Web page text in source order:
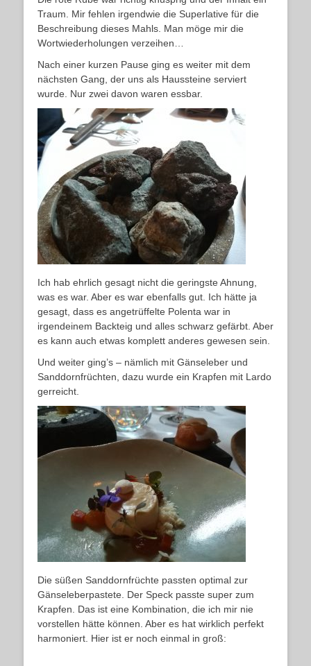
Traum. Mir fehlen irgendwie die Superlative für die
Beschreibung dieses Mahls. Man möge mir die
Wortwiederholungen verzeihen…
Nach einer kurzen Pause ging es weiter mit dem
nächsten Gang, der uns als Haussteine serviert
wurde. Nur zwei davon waren essbar.
Ich hab ehrlich gesagt nicht die geringste Ahnung,
was es war. Aber es war ebenfalls gut. Ich hätte ja
gesagt, dass es angetrüffelte Polenta war in
irgendeinem Backteig und alles schwarz gefärbt. Aber
es kann auch etwas komplett anderes gewesen sein.
Und weiter ging’s – nämlich mit Gänseleber und
Sanddornfrüchten, dazu wurde ein Krapfen mit Lardo
gerreicht.
Die süßen Sanddornfrüchte passten optimal zur
Gänseleberpastete. Der Speck passte super zum
Krapfen. Das ist eine Kombination, die ich mir nie
vorstellen hätte können. Aber es hat wirklich perfekt
harmoniert. Hier ist er noch einmal in groß: